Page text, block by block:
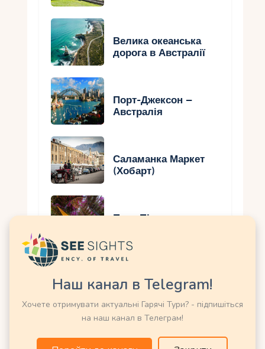
Велика океанська
дорога в Австралії
Порт-Джексон –
Австралія
Саламанка Маркет
(Хобарт)
Парк Південного
Можливо Вас зацікавить ще:
Енциклопедія Курортів та Країн
Наш канал в Telegram!
Хочете отримувати актуальні Гарячі Тури? - підпишіться
на наш канал в Телеграм!